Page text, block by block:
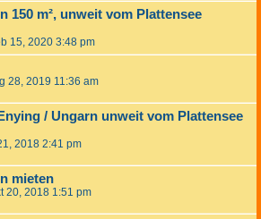
150 m², unweit vom Plattensee
15, 2020 3:48 pm
28, 2019 11:36 am
/ Ungarn unweit vom Plattensee
2018 2:41 pm
mieten
20, 2018 1:51 pm